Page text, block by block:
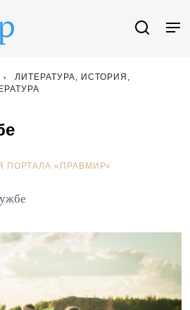
ЛИТЕРАТУРА, ИСТОРИЯ,
ПОРТАЛА «ПРАВМИР»